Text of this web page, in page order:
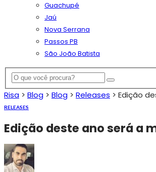
Guachupé
Jaú
Nova Serrana
Passos PB
São João Batista
Risa > Blog > Blog > Releases > Edição
RELEASES
Edição deste ano será a